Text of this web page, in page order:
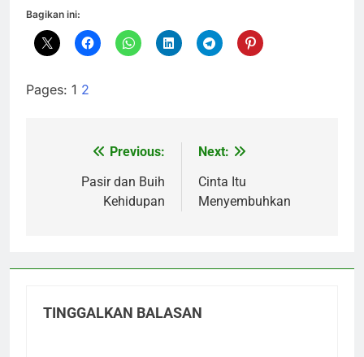
Bagikan ini:
Pages: 1 2
NavigasiPrevious:
Pasir dan Buih
Kehidupan
Next:
Cinta Itu
Menyembuhkan
TINGGALKAN BALASAN